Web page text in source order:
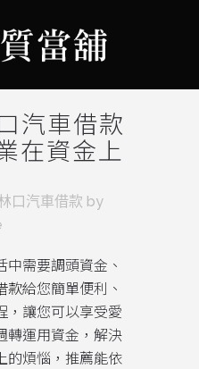
汽車借款
在資金上
口汽車借款 by
需要調頭資金、
款給您簡單便利、
，讓您可以享受愛
轉運用資金，解決
的煩惱，推薦能依